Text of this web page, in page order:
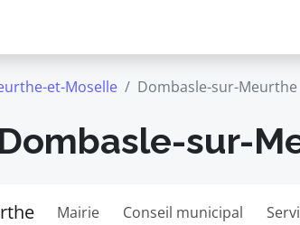
et-Moselle Dombasle-sur-Meurthe
sur-
Mairie Conseil municipal